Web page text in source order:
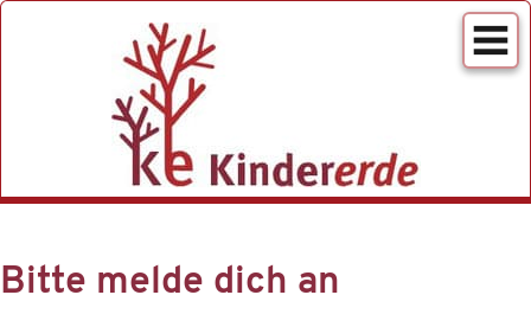
Spenden
Datenschutzerklärung
Bitte melde dich an